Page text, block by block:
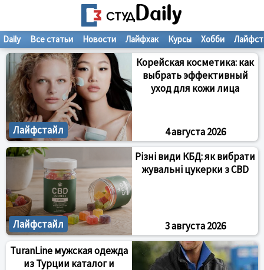
Daily Все статьи Новости Лайфхак Курсы Хобби
Лайфстайл
Корейская косметика: как
выбрать эффективный
уход для кожи лица
4 августа 2026
Лайфстайл
Різні види КБД: як вибрати
жувальні цукерки з CBD
3 августа 2026
TuranLine мужская одежда
из Турции каталог и